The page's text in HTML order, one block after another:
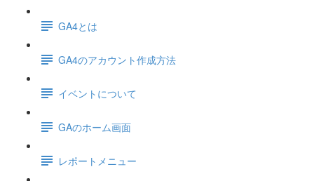
GA4とは
GA4のアカウント作成方法
イベントについて
GAのホーム画面
レポートメニュー